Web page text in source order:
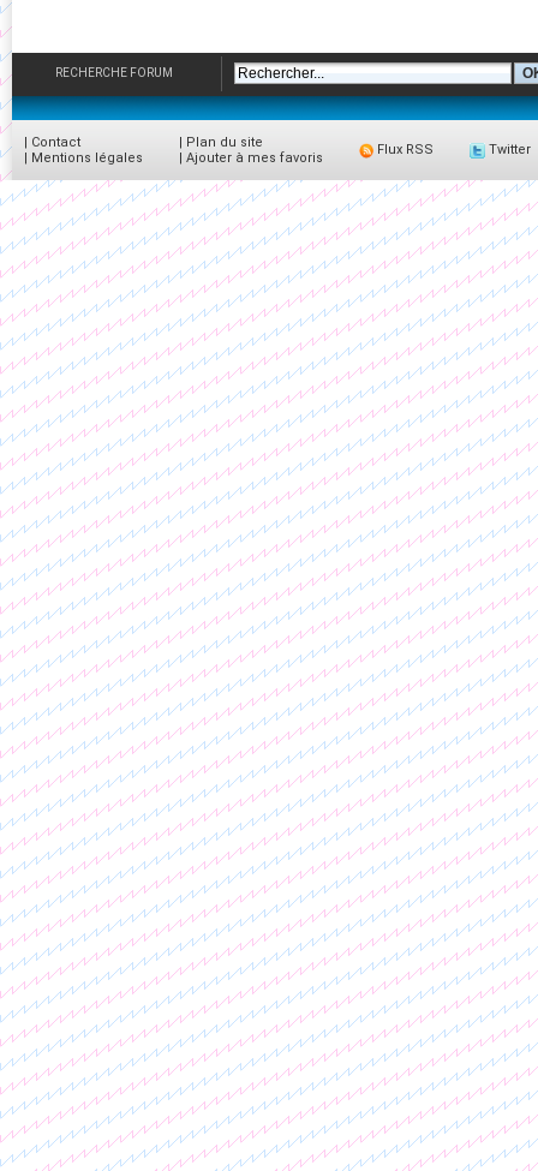
RECHERCHE FORUM
| Contact
| Mentions légales
| Plan du site
| Ajouter à mes favoris
Flux RSS Twitter